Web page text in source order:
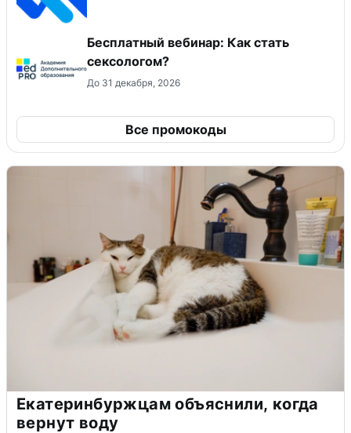
Бесплатный вебинар: Как стать
сексологом?
До 31 декабря, 2026
Все промокоды
Екатеринбуржцам объяснили, когда
вернут воду